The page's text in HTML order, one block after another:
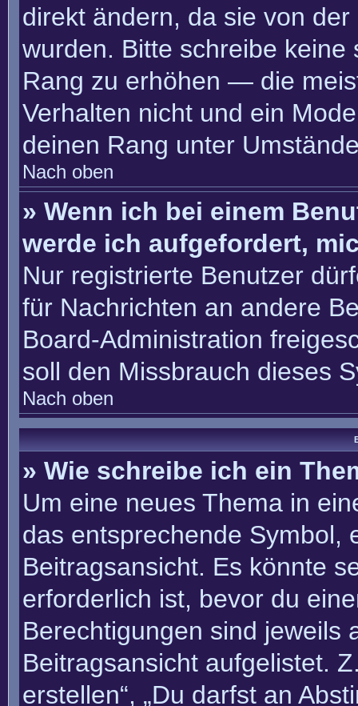
direkt ändern, da sie von
wurden. Bitte schreibe
Rang zu erhöhen — die
Verhalten nicht und ein
deinen Rang unter
Nach oben
» Wenn ich bei einem
werde ich aufgefordert,
Nur registrierte Benutzer
für Nachrichten an andere
Board-Administration
soll den Missbrauch dieses
Nach oben
» Wie schreibe ich ein
Um eine neues Thema in
das entsprechende Symbol,
Beitragsansicht. Es könnte
erforderlich ist, bevor du
Berechtigungen sind jeweils
Beitragsansicht aufgelistet.
erstellen“, „Du darfst an